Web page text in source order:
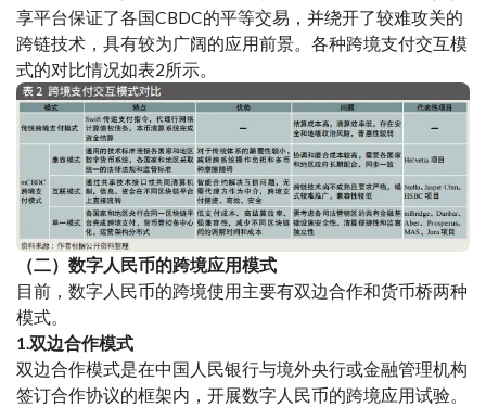
享平台保证了各国CBDC的平等交易，并绕开了较难攻关的
跨链技术，具有较为广阔的应用前景。各种跨境支付交互模
式的对比情况如表2所示。
（二）数字人民币的跨境应用模式
目前，数字人民币的跨境使用主要有双边合作和货币桥两种
模式。
1.双边合作模式
双边合作模式是在中国人民银行与境外央行或金融管理机构
签订合作协议的框架内，开展数字人民币的跨境应用试验。